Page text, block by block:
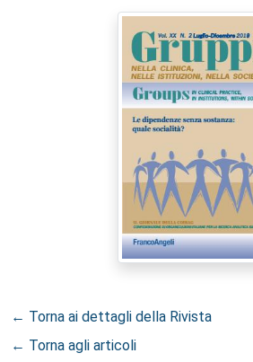
← Torna ai dettagli della Rivista
← Torna agli articoli